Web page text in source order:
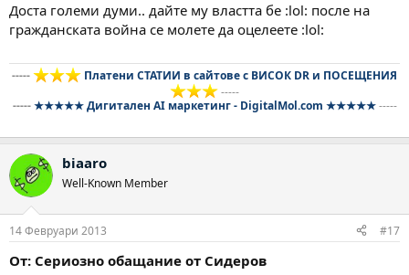
Доста големи думи.. дайте му властта бе :lol: после на
гражданската война се молете да оцелеете :lol:
-----
Платени СТАТИИ в сайтове с ВИСОК DR и ПОСЕЩЕНИЯ
-----
-----★★★★★ Дигитален AI маркетинг - DigitalMol.com ★★★★★-----
biaaro
Well-Known Member
14 Февруари 2013 #17
От: Сериозно обащание от Сидеров